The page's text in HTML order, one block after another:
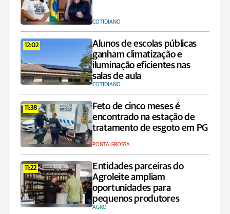
COTIDIANO
12:02
Alunos de escolas públicas
ganham climatização e
iluminação eficientes nas
salas de aula
COTIDIANO
11:38
Feto de cinco meses é
encontrado na estação de
tratamento de esgoto em PG
PONTA GROSSA
11:22
Entidades parceiras do
Agroleite ampliam
oportunidades para
pequenos produtores
AGRO